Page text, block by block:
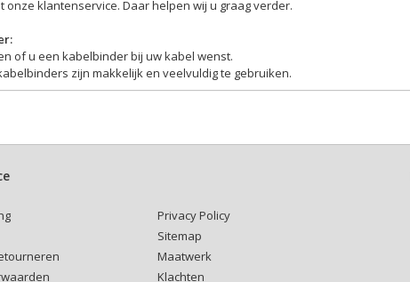
onze klantenservice. Daar helpen wij u graag verder.
of u een kabelbinder bij uw kabel wenst.
zijn makkelijk en veelvuldig te gebruiken.
Privacy Policy
Sitemap
Maatwerk
Klachten